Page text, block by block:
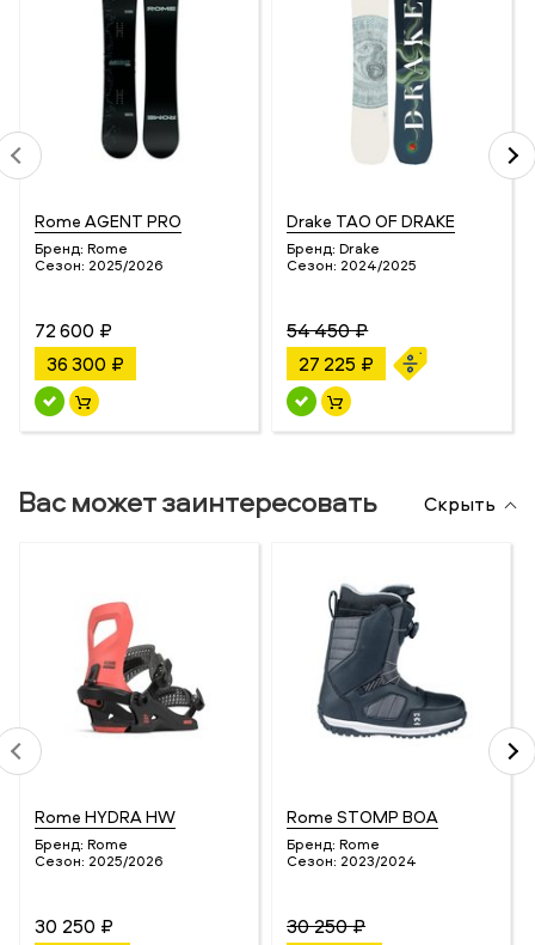
Rome AGENT PRO
Бренд: Rome
Сезон: 2025/2026
72 600 ₽
36 300 ₽
Drake TAO OF DRAKE
Бренд: Drake
Сезон: 2024/2025
54 450 ₽
27 225 ₽
Вас может заинтересовать Скрыть
Rome HYDRA HW
Бренд: Rome
Сезон: 2025/2026
30 250 ₽
Rome STOMP BOA
Бренд: Rome
Сезон: 2023/2024
30 250 ₽